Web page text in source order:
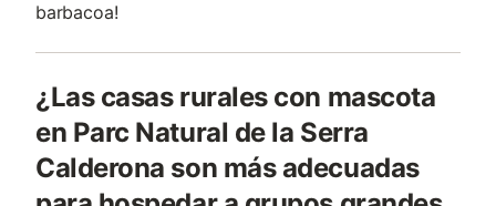
barbacoa!
¿Las casas rurales con mascota
en Parc Natural de la Serra
Calderona son más adecuadas